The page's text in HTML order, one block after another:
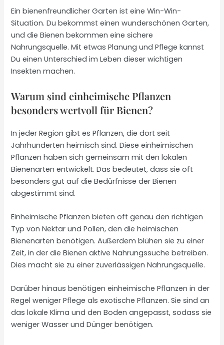
Ein bienenfreundlicher Garten ist eine Win-Win-
Situation. Du bekommst einen wunderschönen Garten,
und die Bienen bekommen eine sichere
Nahrungsquelle. Mit etwas Planung und Pflege kannst
Du einen Unterschied im Leben dieser wichtigen
Insekten machen.
Warum sind einheimische Pflanzen
besonders wertvoll für Bienen?
In jeder Region gibt es Pflanzen, die dort seit
Jahrhunderten heimisch sind. Diese einheimischen
Pflanzen haben sich gemeinsam mit den lokalen
Bienenarten entwickelt. Das bedeutet, dass sie oft
besonders gut auf die Bedürfnisse der Bienen
abgestimmt sind.
Einheimische Pflanzen bieten oft genau den richtigen
Typ von Nektar und Pollen, den die heimischen
Bienenarten benötigen. Außerdem blühen sie zu einer
Zeit, in der die Bienen aktive Nahrungssuche betreiben.
Dies macht sie zu einer zuverlässigen Nahrungsquelle.
Darüber hinaus benötigen einheimische Pflanzen in der
Regel weniger Pflege als exotische Pflanzen. Sie sind an
das lokale Klima und den Boden angepasst, sodass sie
weniger Wasser und Dünger benötigen.